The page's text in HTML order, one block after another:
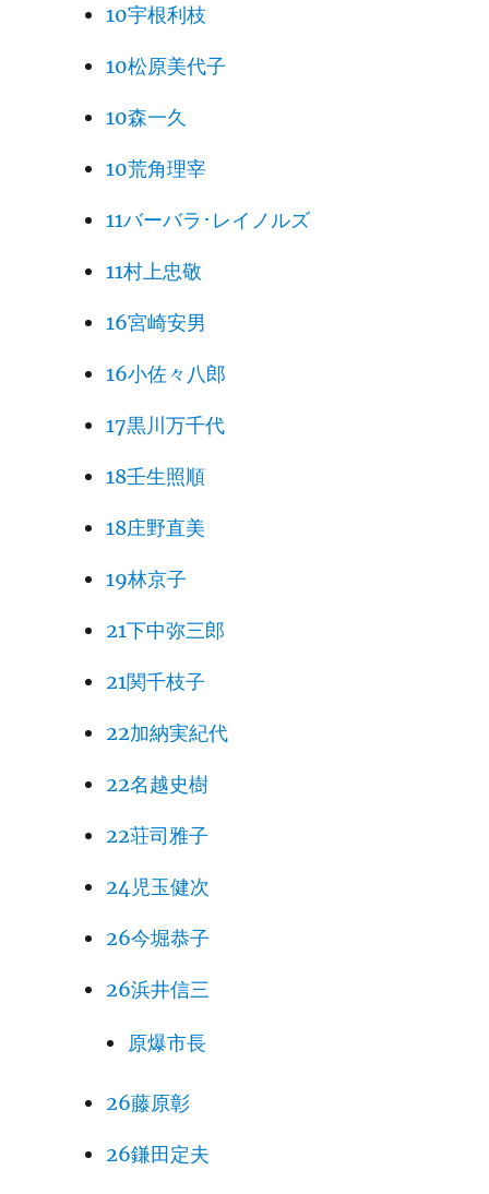
10宇根利枝
10松原美代子
10森一久
10荒角理宰
11バーバラ･レイノルズ
11村上忠敬
16宮崎安男
16小佐々八郎
17黒川万千代
18壬生照順
18庄野直美
19林京子
21下中弥三郎
21関千枝子
22加納実紀代
22名越史樹
22荘司雅子
24児玉健次
26今堀恭子
26浜井信三
原爆市長
26藤原彰
26鎌田定夫